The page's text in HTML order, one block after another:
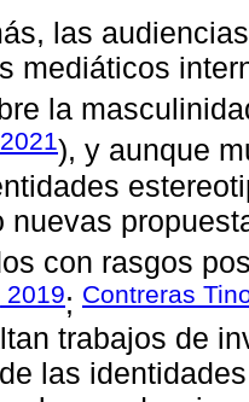
las
mediáticos
la
), y aunque
nuevas
con rasgos
2019; Contreras
trabajos de
las